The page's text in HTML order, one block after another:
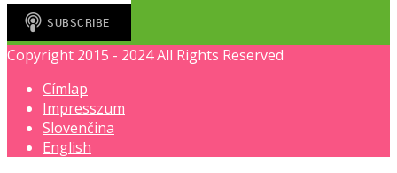
Copyright 2015 - 2024 All Rights Reserved
Címlap
Impresszum
Slovenčina
English